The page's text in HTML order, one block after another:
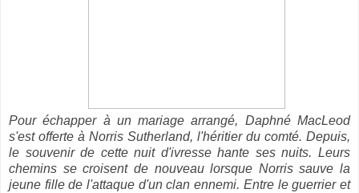
Pour échapper à un mariage arrangé, Daphné MacLeod
s'est offerte à Norris Sutherland, l'héritier du comté. Depuis,
le souvenir de cette nuit d'ivresse hante ses nuits. Leurs
chemins se croisent de nouveau lorsque Norris sauve la
jeune fille de l'attaque d'un clan ennemi. Entre le guerrier et